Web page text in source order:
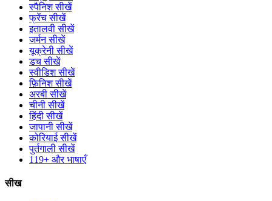
स्पैनिश सीखें
फ्रेंच सीखें
इतालवी सीखें
जर्मन सीखें
यूक्रेनी सीखें
डच सीखें
स्वीडिश सीखें
फ़िनिश सीखें
अरबी सीखें
चीनी सीखें
हिंदी सीखें
जापानी सीखें
कोरियाई सीखें
पुर्तगाली सीखें
119+ और भाषाएँ
सीख